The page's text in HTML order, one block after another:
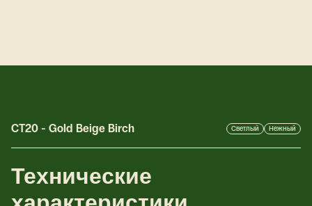
CT20 - Gold Beige Birch Светлый Нежный
Технические